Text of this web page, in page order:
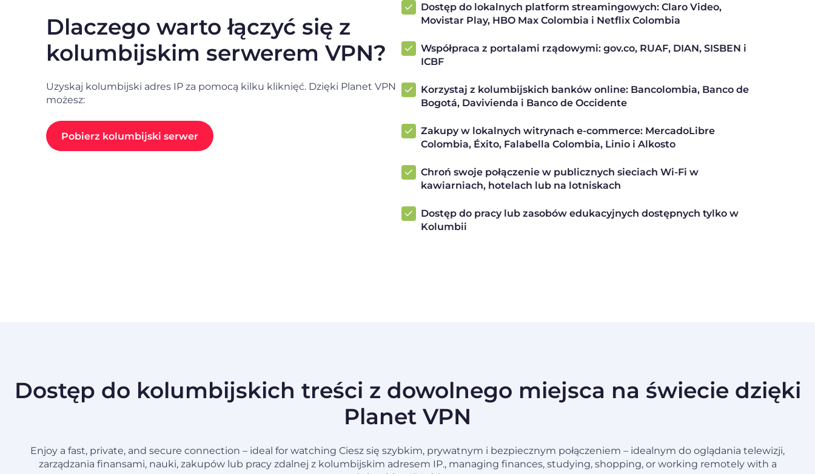
Dlaczego warto łączyć się z
kolumbijskim serwerem VPN?
Uzyskaj kolumbijski adres IP za pomocą kilku kliknięć. Dzięki Planet VPN
możesz:
Pobierz kolumbijski serwer
Dostęp do lokalnych platform streamingowych: Claro Video,
Movistar Play, HBO Max Colombia i Netflix Colombia
Współpraca z portalami rządowymi: gov.co, RUAF, DIAN, SISBEN i
ICBF
Korzystaj z kolumbijskich banków online: Bancolombia, Banco de
Bogotá, Davivienda i Banco de Occidente
Zakupy w lokalnych witrynach e-commerce: MercadoLibre
Colombia, Éxito, Falabella Colombia, Linio i Alkosto
Chroń swoje połączenie w publicznych sieciach Wi-Fi w
kawiarniach, hotelach lub na lotniskach
Dostęp do pracy lub zasobów edukacyjnych dostępnych tylko w
Kolumbii
Dostęp do kolumbijskich treści z dowolnego miejsca na świecie dzięki
Planet VPN
Enjoy a fast, private, and secure connection – ideal for watching Ciesz się szybkim, prywatnym i bezpiecznym połączeniem – idealnym do oglądania telewizji,
zarządzania finansami, nauki, zakupów lub pracy zdalnej z kolumbijskim adresem IP., managing finances, studying, shopping, or working remotely with a